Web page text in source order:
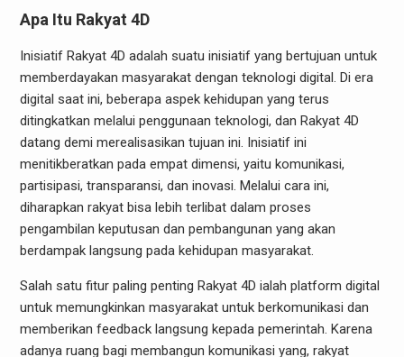
Apa Itu Rakyat 4D
Inisiatif Rakyat 4D adalah suatu inisiatif yang bertujuan untuk
memberdayakan masyarakat dengan teknologi digital. Di era
digital saat ini, beberapa aspek kehidupan yang terus
ditingkatkan melalui penggunaan teknologi, dan Rakyat 4D
datang demi merealisasikan tujuan ini. Inisiatif ini
menitikberatkan pada empat dimensi, yaitu komunikasi,
partisipasi, transparansi, dan inovasi. Melalui cara ini,
diharapkan rakyat bisa lebih terlibat dalam proses
pengambilan keputusan dan pembangunan yang akan
berdampak langsung pada kehidupan masyarakat.
Salah satu fitur paling penting Rakyat 4D ialah platform digital
untuk memungkinkan masyarakat untuk berkomunikasi dan
memberikan feedback langsung kepada pemerintah. Karena
adanya ruang bagi membangun komunikasi yang, rakyat